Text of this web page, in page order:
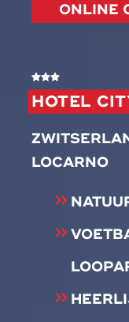
HOTEL
LOCARNO
ONLINE